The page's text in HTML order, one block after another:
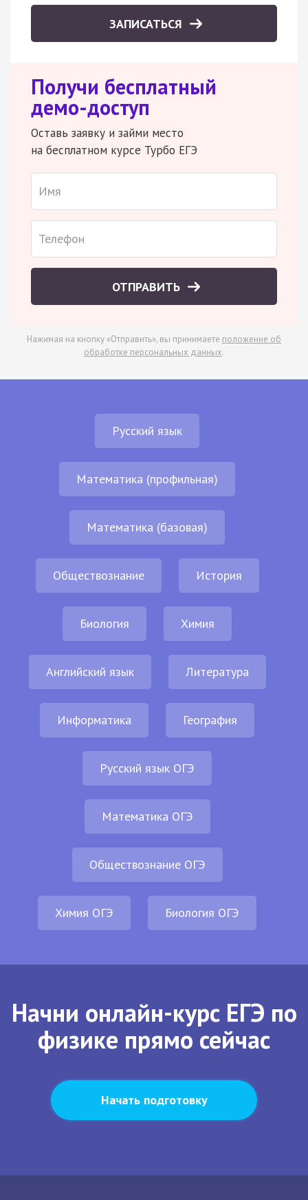
ЗАПИСАТЬСЯ
Получи бесплатный
демо-доступ
Оставь заявку и займи место
на бесплатном курсе Турбо ЕГЭ
ОТПРАВИТЬ
Нажимая на кнопку «Отправить», вы принимаете положение об
обработке персональных данных.
Русский язык
Математика (профильная)
Математика (базовая)
Обществознание История
Биология Химия
Английский язык Литература
Информатика География
Русский язык ОГЭ
Математика ОГЭ
Обществознание ОГЭ
Химия ОГЭ Биология ОГЭ
Начни онлайн-курс ЕГЭ по
физике прямо сейчас
Начать подготовку